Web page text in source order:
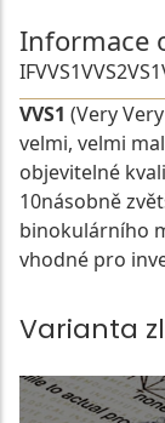
Informace
IFVVS1VVS2VS1
VVS1 (Very
velmi, velmi
objevitelné
10násobně
binokulárního
vhodné pro
Varianta